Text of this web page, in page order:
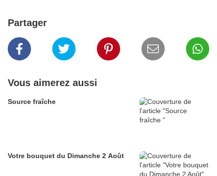
Partager
Vous aimerez aussi
Source fraîche
Votre bouquet du Dimanche 2 Août